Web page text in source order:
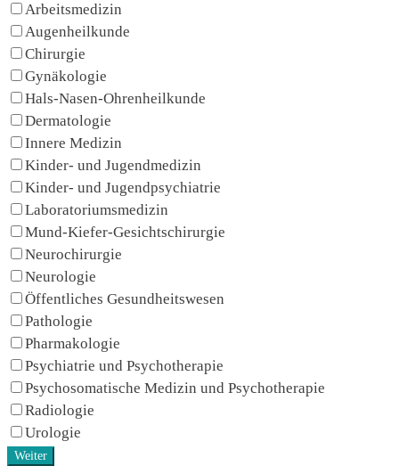
Arbeitsmedizin
Augenheilkunde
Chirurgie
Gynäkologie
Hals-Nasen-Ohrenheilkunde
Dermatologie
Innere Medizin
Kinder- und Jugendmedizin
Kinder- und Jugendpsychiatrie
Laboratoriumsmedizin
Mund-Kiefer-Gesichtschirurgie
Neurochirurgie
Neurologie
Öffentliches Gesundheitswesen
Pathologie
Pharmakologie
Psychiatrie und Psychotherapie
Psychosomatische Medizin und Psychotherapie
Radiologie
Urologie
Weiter